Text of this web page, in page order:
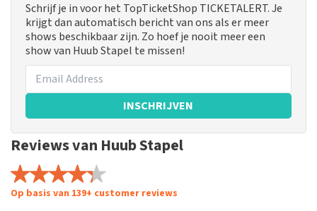
Schrijf je in voor het TopTicketShop TICKETALERT. Je
krijgt dan automatisch bericht van ons als er meer
shows beschikbaar zijn. Zo hoef je nooit meer een
show van Huub Stapel te missen!
INSCHRIJVEN
Reviews van Huub Stapel
Op basis van 139+ customer reviews